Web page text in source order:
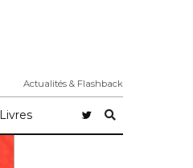
Actualités & Flashback
Livres